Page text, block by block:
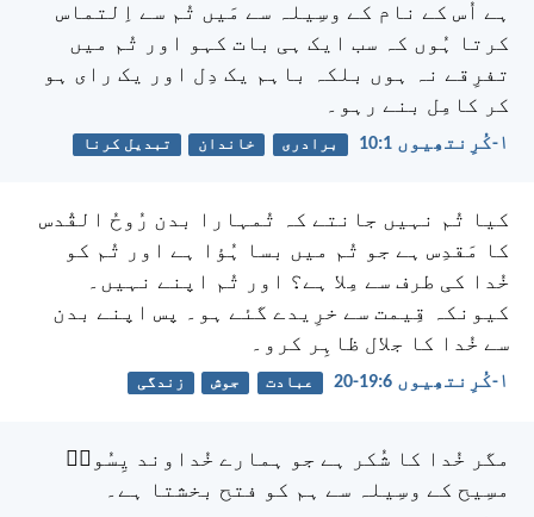
ہے اُس کے نام کے وسِیلہ سے مَیں تُم سے اِلتماس
کرتا ہُوں کہ سب ایک ہی بات کہو اور تُم میں
تفرِقے نہ ہوں بلکہ باہم یک دِل اور یک رای ہو
کر کامِل بنے رہو۔
۱-کُرِنتھِیوں 1:‏10 برادری خاندان تبدیل کرنا
کیا تُم نہیں جانتے کہ تُمہارا بدن رُوحُ القُدس
کا مَقدِس ہے جو تُم میں بسا ہُؤا ہے اور تُم کو
خُدا کی طرف سے مِلا ہے؟ اور تُم اپنے نہیں۔
کیونکہ قِیمت سے خرِیدے گئے ہو۔ پس اپنے بدن
سے خُدا کا جلال ظاہِر کرو۔
۱-کُرِنتھِیوں 6:‏19-‏20 عبادت جوش زندگی
مگر خُدا کا شُکر ہے جو ہمارے خُداوند یِسُوعؔ
مسِیح کے وسِیلہ سے ہم کو فتح بخشتا ہے۔